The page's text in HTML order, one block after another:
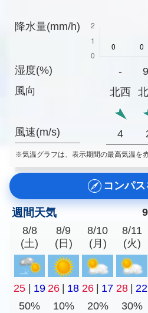
降水量(mm/h)
湿度(%)
風向
風速(m/s)
-
北西
4
※気温グラフは、表示期間の最高気温を
コンパ
週間天気
8/8
(土)
8/9
(日)
8/10
(月)
8/11
(火)
25 19 26 18 26 17 28 22
50%
10% 20% 30%